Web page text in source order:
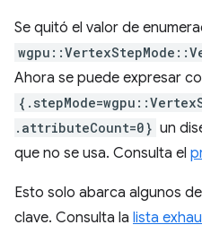
Se quitó el valor de
Ahora se puede expresar
.attributeCount=0} un
que no se usa. Consulta el
Esto solo abarca algunos
clave. Consulta la lista